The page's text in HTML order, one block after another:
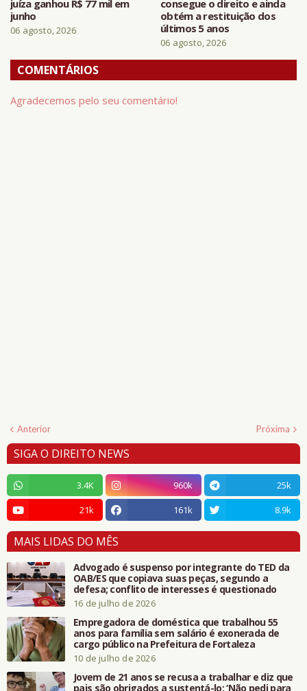
juíza ganhou R$ 77 mil em
junho
06 agosto, 2026
consegue o direito e ainda
obtém a restituição dos
últimos 5 anos
06 agosto, 2026
COMENTÁRIOS
Agradecemos pelo seu comentário!
Anterior Próxima
SIGA O DIREITO NEWS
3.4K 960k
25k
21k
161k 8.9k
MAIS LIDAS DO MÊS
Advogado é suspenso por integrante do TED da
OAB/ES que copiava suas peças, segundo a
defesa; conflito de interesses é questionado
16 de julho de 2026
Empregadora de doméstica que trabalhou 55
anos para família sem salário é exonerada de
cargo público na Prefeitura de Fortaleza
10 de julho de 2026
Jovem de 21 anos se recusa a trabalhar e diz que
pais são obrigados a sustentá-lo: ‘Não pedi para